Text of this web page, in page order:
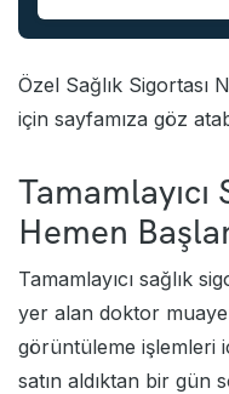
Özel Sağlık Sigortası
için sayfamıza göz
Tamamlayıcı
Hemen
Tamamlayıcı sağlık
yer alan doktor
görüntüleme işlemleri
satın aldıktan bir gün